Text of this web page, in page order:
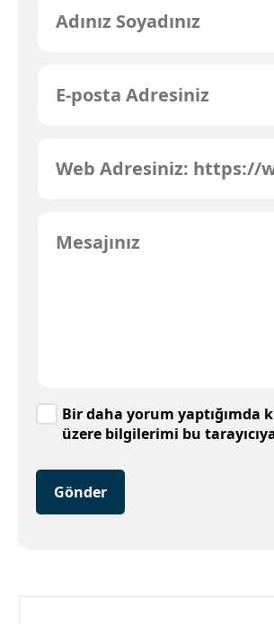
Bir daha yorum yaptığımda
üzere bilgilerimi bu
Gönder